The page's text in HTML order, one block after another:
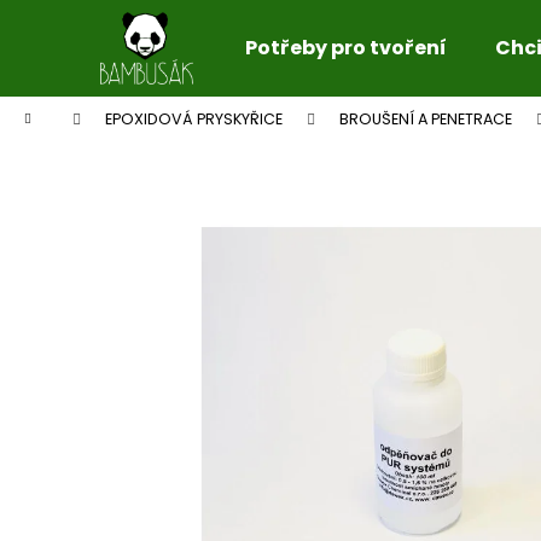
Potřeby pro tvoření
Domů EPOXIDOVÁ PRYSKYŘICE BROUŠENÍ A PENETRACE
í
Zpět
do
obchodu
Zpět
do
obchodu